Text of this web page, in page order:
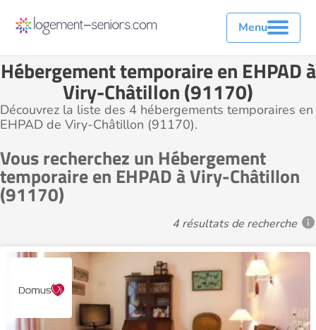
Menu
Hébergement temporaire en EHPAD à
Viry-Châtillon (91170)
Découvrez la liste des 4 hébergements temporaires en
EHPAD de Viry-Châtillon (91170).
Vous recherchez un Hébergement
temporaire en EHPAD à Viry-Châtillon
(91170)
4 résultats de recherche